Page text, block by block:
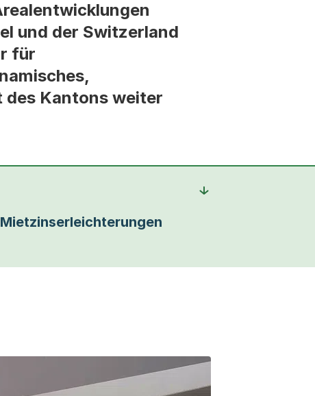
und der Switzerland
für
Kantons weiter
Mietzinserleichterungen